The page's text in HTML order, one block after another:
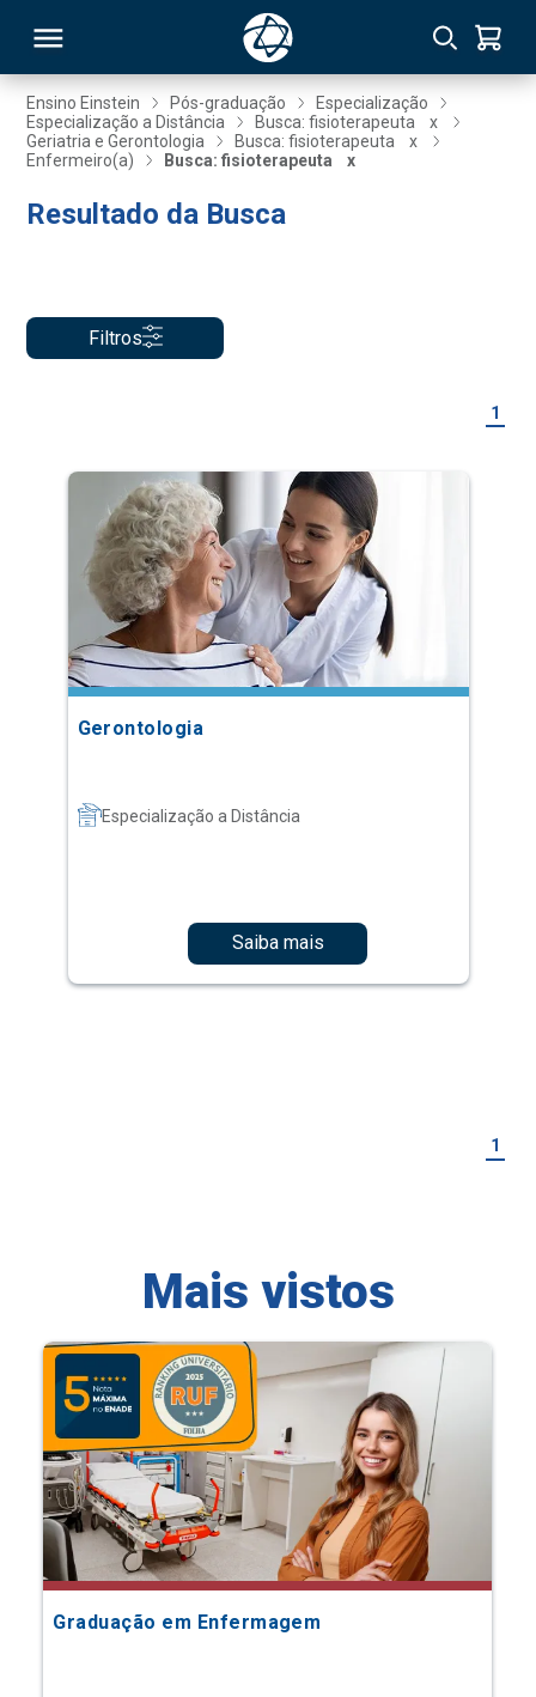
Ensino Einstein Pós-graduação
Especialização
Especialização a Distância
Busca: fisioterapeuta
x
Geriatria e Gerontologia
Busca: fisioterapeuta
x
Enfermeiro(a)
Busca: fisioterapeuta x
Resultado da Busca
Filtros
1
Gerontologia
Especialização a Distância
Saiba mais
1
Mais vistos
Graduação em Enfermagem